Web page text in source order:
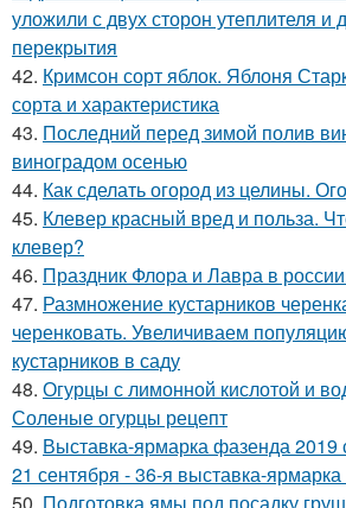
уложили с двух сторон утеплителя и
перекрытия
42. Кримсон сорт яблок. Яблоня
сорта и характеристика
43. Последний перед зимой полив
виноградом осенью
44. Как сделать огород из целины.
45. Клевер красный вред и польза.
клевер?
46. Праздник Флора и Лавра в
47. Размножение кустарников
черенковать. Увеличиваем
кустарников в саду
48. Огурцы с лимонной кислотой и
Соленые огурцы рецепт
49. Выставка-ярмарка фазенда 2019
21 сентября - 36-я выставка-